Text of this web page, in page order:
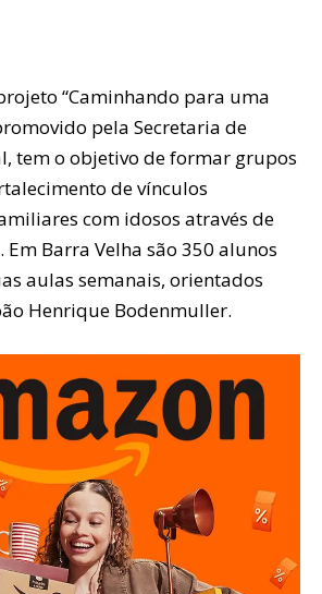
“Caminhando para uma
pela Secretaria de
tem o objetivo de formar grupos
de vínculos
com idosos através de
Em Barra Velha são 350 alunos
aulas semanais, orientados
Henrique Bodenmuller.